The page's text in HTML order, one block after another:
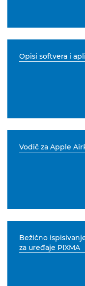
Opisi softvera i
Vodič za Apple
Bežično
za uređaje PIXMA